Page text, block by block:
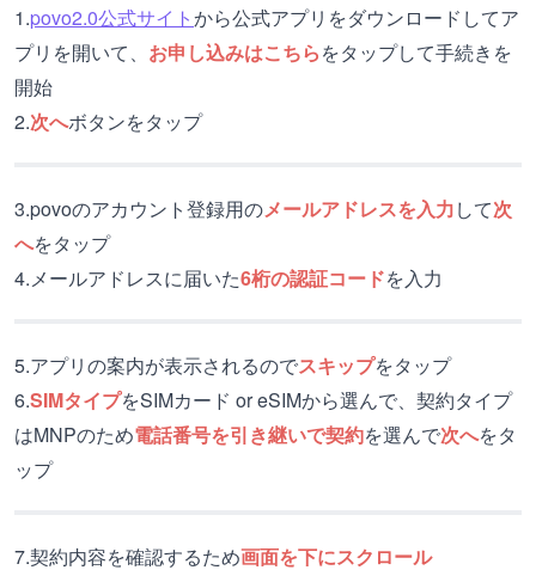
1.povo2.0公式サイトから公式アプリをダウンロードしてア
プリを開いて、 お申し込みはこちらをタップして手続きを
開始
2.次へボタンをタップ
3.povoのアカウント登録用のメールアドレスを入力して次
へをタップ
4.メールアドレスに届いた6桁の認証コードを入力
5.アプリの案内が表示されるのでスキップをタップ
6.SIMタイプをSIMカード or eSIMから選んで、契約タイプ
はMNPのため電話番号を引き継いで契約を選んで次へをタ
ップ
7.契約内容を確認するため画面を下にスクロール